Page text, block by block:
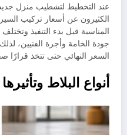
عند التخطيط لتشطيب منزل
الكثيرون عن أسعار تركيب
المناسبة قبل بدء التنفيذ
جودة الخامة وأجرة الفنيين،
السعر النهائي حتى تتخذ قرارًا
أنواع البلاط